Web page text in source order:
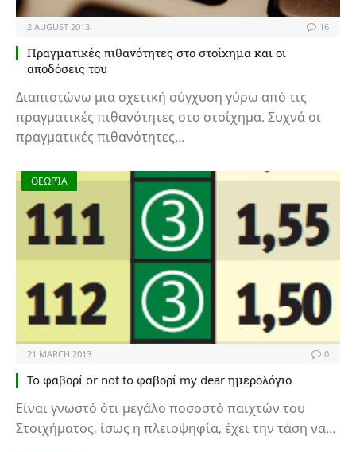
2 AUGUST 2013 16
Πραγματικές πιθανότητες στο στοίχημα και οι
αποδόσεις του
Διαπιστώνω μια σχετική σύγχυση γύρω από τις
πραγματικές πιθανότητες στο στοίχημα. Συχνά οι
πραγματικές πιθανότητες…
ΘΕΩΡΊΑ
21 MARCH 2013 0
To φαβορί or not to φαβορί my dear ημερολόγιο
Είναι γνωστό ότι μεγάλο ποσοστό παιχτών του
Στοιχήματος, ίσως η πλειοψηφία, έχει την τάση να…